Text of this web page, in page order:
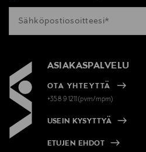
ASIAKASPALVELU
OTA YHTEYTTÄ
+358 9 1211(pvm/mpm)
USEIN KYSYTTYÄ
ETUJEN EHDOT